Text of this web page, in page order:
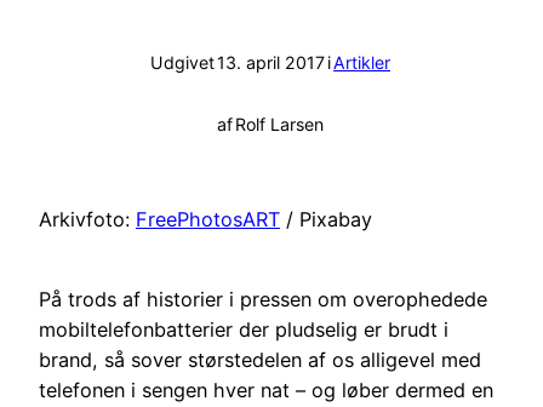
Udgivet13. april 2017iArtikler
afRolf Larsen
Arkivfoto: FreePhotosART / Pixabay
På trods af historier i pressen om overophedede
mobiltelefonbatterier der pludselig er brudt i
brand, så sover størstedelen af os alligevel med
telefonen i sengen hver nat – og løber dermed en